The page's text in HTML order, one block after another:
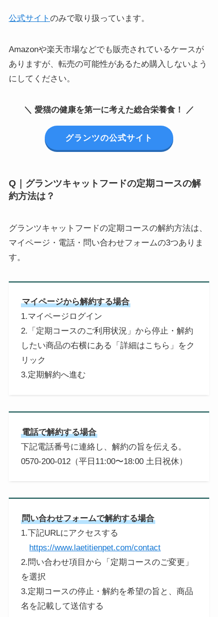
公式サイト のみで取り扱っています。
Amazonや楽天市場などでも販売されているケースが
ありますが、転売の可能性があるため購入しないよう
にしてください。
＼ 愛猫の健康を第一に考えた総合栄養食！ ／
グランツの公式サイト
Q｜グランツキャットフードの定期コースの解
約方法は？
グランツキャットフードの定期コースの解約方法は、
マイページ・電話・問い合わせフォームの3つありま
す。
マイページから解約する場合
1.マイページログイン
2.「定期コースのご利用状況」から停止・解約
したい商品の右横にある「詳細はこちら」をク
リック
3.定期解約へ進む
電話で解約する場合
下記電話番号に連絡し、解約の旨を伝える。
0570-200-012（平日11:00〜18:00 土日祝休）
問い合わせフォームで解約する場合
1.下記URLにアクセスする
https://www.laetitienpet.com/contact
2.問い合わせ項目から「定期コースのご変更」
を選択
3.定期コースの停止・解約を希望の旨と、商品
名を記載して送信する